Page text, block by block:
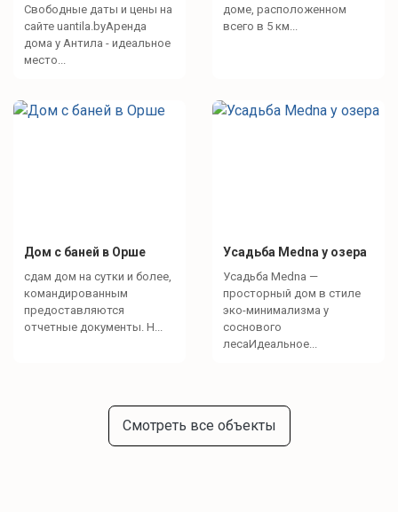
Свободные даты и цены на
сайте uantila.byАренда
дома у Антила - идеальное
место...
доме, расположенном
всего в 5 км...
Дом с баней в Орше
сдам дом на сутки и более,
командированным
предоставляются
отчетные документы. Н...
Усадьба Medna у озера
Усадьба Medna —
просторный дом в стиле
эко-минимализма у
соснового
лесаИдеальное...
Смотреть все объекты